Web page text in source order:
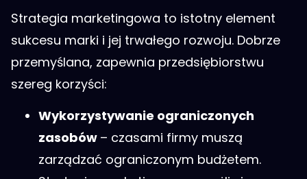
Strategia marketingowa to istotny element
sukcesu marki i jej trwałego rozwoju. Dobrze
przemyślana, zapewnia przedsiębiorstwu
szereg korzyści:
Wykorzystywanie ograniczonych
zasobów – czasami firmy muszą
zarządzać ograniczonym budżetem.